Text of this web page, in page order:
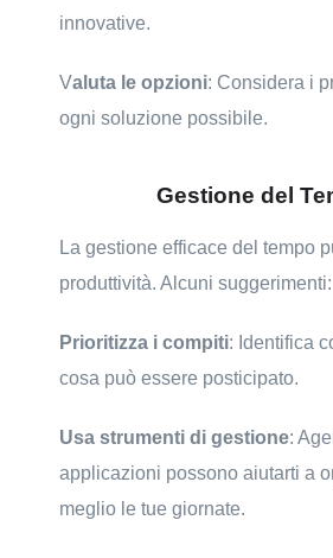
innovative.
Valuta le opzioni: Considera i
ogni soluzione possibile.
Gestione del
La gestione efficace del tempo
produttività. Alcuni suggerimenti:
Prioritizza i compiti: Identifica
cosa può essere posticipato.
Usa strumenti di gestione:
applicazioni possono aiutarti a
meglio le tue giornate.